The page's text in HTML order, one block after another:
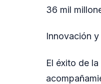
36 mil
Innovación
El éxito de